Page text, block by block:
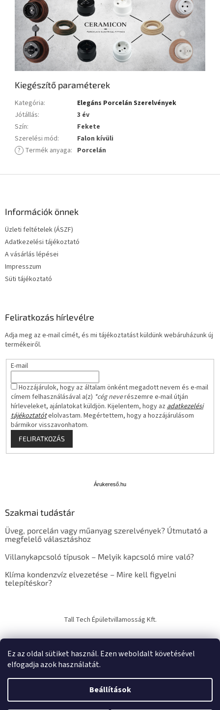
Ez az oldal sütiket használ. Ezen weboldalt követésével
elfogadja azok használatát.
Beállítások
Kiegészítő paraméterek
Kategória:
Elegáns Porcelán Szerelvények
Jótállás:
3 év
Szín:
Fekete
Szerelési mód:
Falon kívüli
? Termék anyaga: Porcelán
Információk önnek
Üzleti feltételek (ÁSZF)
Adatkezelési tájékoztató
A vásárlás lépései
Impresszum
Süti tájékoztató
Feliratkozás hírlevélre
Adja meg az e-mail címét, és mi tájékoztatást küldünk webáruházunk új
termékeiről.
E-mail
Hozzájárulok, hogy az általam önként megadott nevem és e-mail
címem felhasználásával a(z) *cég neverészemre e-mail útján
hírleveleket, ajánlatokat küldjön. Kijelentem, hogy azadatkezelési
tájékoztatótelolvastam. Megértettem, hogy a hozzájárulásom
bármikor visszavonhatom.
FELIRATKOZÁS
s
ő
Árukereső.hu
Szakmai tudástár
Üveg, porcelán vagy műanyag szerelvények? Útmutató a
megfelelő választáshoz
Villanykapcsoló típusok – Melyik kapcsoló mire való?
Klíma kondenzvíz elvezetése – Mire kell figyelni
telepítéskor?
Tall Tech Épületvillamosság Kft.